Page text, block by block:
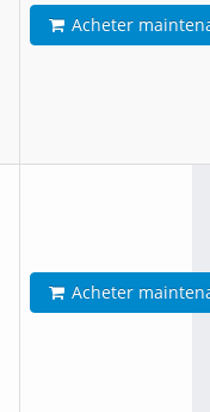
Acheter
Acheter